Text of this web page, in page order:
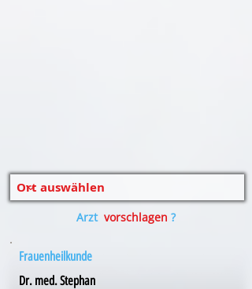
Arzt vorschlagen ?
Frauenheilkunde
Dr. med. Stephan